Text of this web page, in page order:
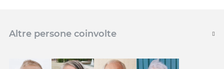
Altre persone coinvolte